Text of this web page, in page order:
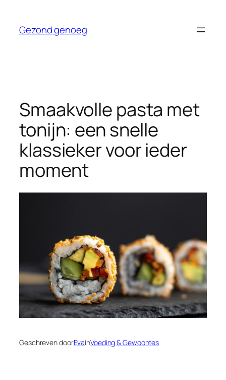
Gezond genoeg
Smaakvolle pasta met
tonijn: een snelle
klassieker voor ieder
moment
Geschreven doorEvainVoeding & Gewoontes